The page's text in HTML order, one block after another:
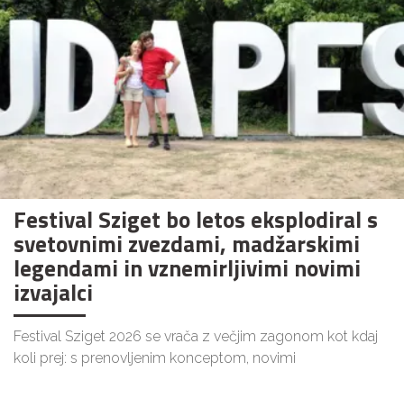
Festival Sziget bo letos eksplodiral s
svetovnimi zvezdami, madžarskimi
legendami in vznemirljivimi novimi
izvajalci
Festival Sziget 2026 se vrača z večjim zagonom kot kdaj
koli prej: s prenovljenim konceptom, novimi